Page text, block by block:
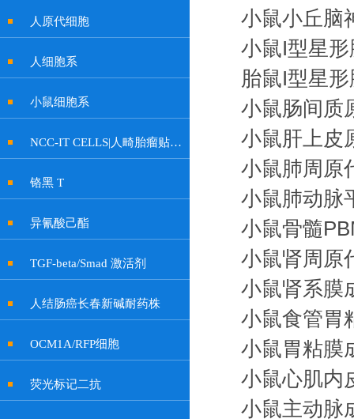
人原代细胞
人细胞系
小鼠细胞系
NCC-IT CELLS|人畸胎瘤贴壁细胞
铬黑 T
异氰酸己酯
TGF-beta/Smad 激活剂
人结肠癌长春新碱耐药株
OCM1A/RFP细胞
荧光标记二抗
小鼠小丘脑
小鼠I型星
胎鼠I型星
小鼠肠间质
小鼠肝上皮
小鼠肺周原
小鼠肺动脉
小鼠骨髓
小鼠肾周原
小鼠肾系膜
小鼠食管胃
小鼠胃粘膜
小鼠心肌内
小鼠主动脉